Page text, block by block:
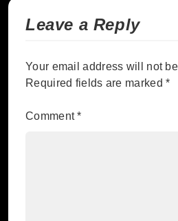
Leave a Reply
Your email address will not
Required fields are marked*
Comment*